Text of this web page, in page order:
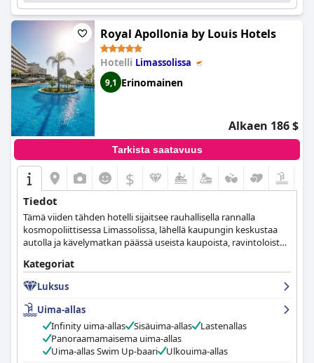
Royal Apollonia by Louis Hotels
Hotelli Limassolissa
9,1 Erinomainen
Alkaen 186 $
Tarkista saatavuus
$
Tiedot
Tämä viiden tähden hotelli sijaitsee rauhallisella rannalla
kosmopoliittisessa Limassolissa, lähellä kaupungin keskustaa
autolla ja kävelymatkan päässä useista kaupoista, ravintoloista
maistella gourmet-ruokaa, järjestää liikekokouksia tai
muunlaisia tapahtumia hotellin moderneissa tiloissa ja viettää
nautinnollisimman ja rentouttavimman loman.
Kategoriat
Luksus
Uima-allas
Infinity uima-allas
Sisäuima-allas
Lastenallas
Panoraamamaisema uima-allas
Uima-allas Swim Up-baari
Ulkouima-allas